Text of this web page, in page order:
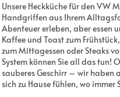
Unsere Heckküche für den VW
Handgriffen aus Ihrem
Abenteuer erleben, aber essen
Kaffee und Toast zum
zum Mittagessen oder Steaks
System können Sie all das tun!
sauberes Geschirr – wir haben
sich zu Hause fühlen, wo immer